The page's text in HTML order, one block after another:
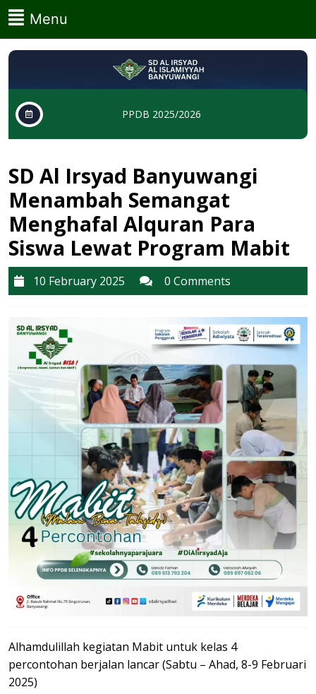
Skip
to
content
Menu
PPDB 2025/2026
SD Al Irsyad Banyuwangi
Menambah Semangat
Menghafal Alquran Para
Siswa Lewat Program Mabit
10 February 2025
10
February
0 Comments
Alhamdulillah kegiatan Mabit untuk kelas 4
percontohan berjalan lancar (Sabtu – Ahad, 8-9 Februari
2025)